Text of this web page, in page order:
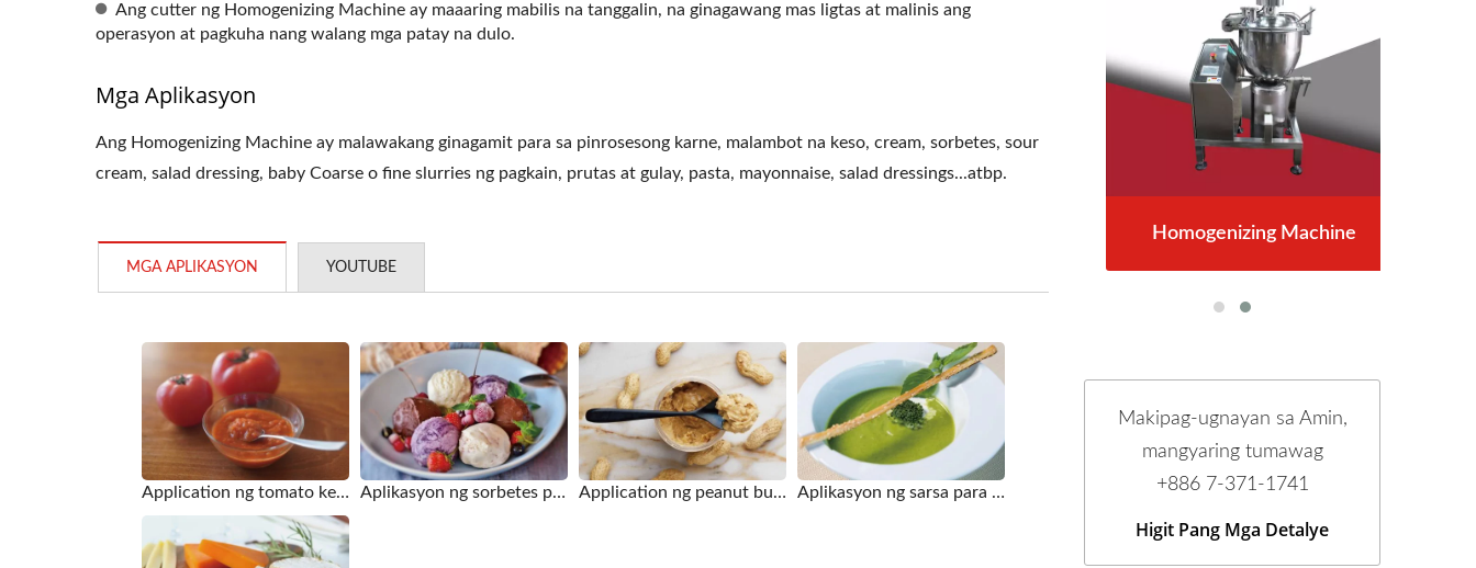
Ang cutter ng Homogenizing Machine ay maaaring mabilis na tanggalin, na ginagawang mas ligtas at malinis ang
operasyon at pagkuha nang walang mga patay na dulo.
Mga Aplikasyon
Ang Homogenizing Machine ay malawakang ginagamit para sa pinrosesong karne, malambot na keso, cream, sorbetes, sour
cream, salad dressing, baby Coarse o fine slurries ng pagkain, prutas at gulay, pasta, mayonnaise, salad dressings...atbp.
MGA APLIKASYON YOUTUBE
Application ng tomato ketchup para sa homogenizing machine Aplikasyon ng sorbetes para sa Homogenizing Machine Application ng peanut butter para sa homogenizing machine Aplikasyon ng sarsa para sa Homogenizing Machine
Homogenizing Machine
Makipag-ugnayan sa Amin,
mangyaring tumawag
+886 7-371-1741
Higit Pang Mga Detalye